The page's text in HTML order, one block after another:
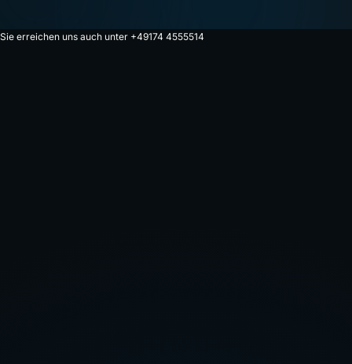
Sie erreichen uns auch unter +49174 4555514